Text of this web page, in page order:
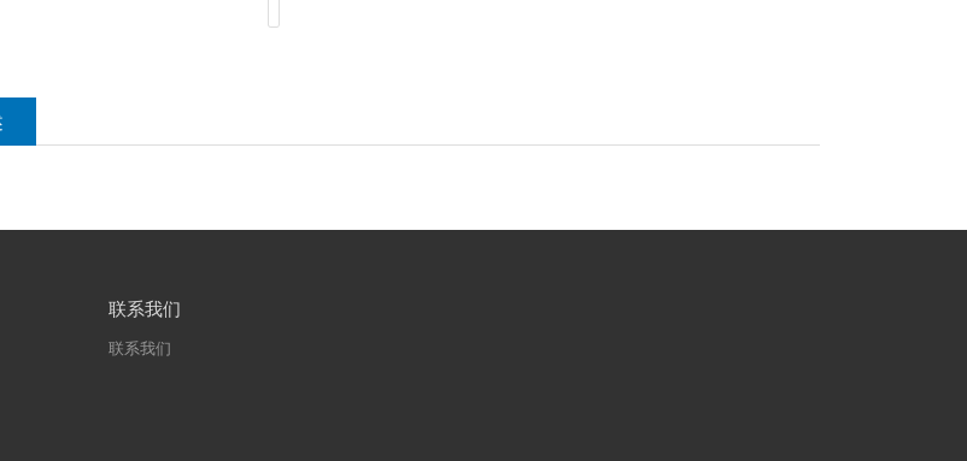
联系我们
联系我们